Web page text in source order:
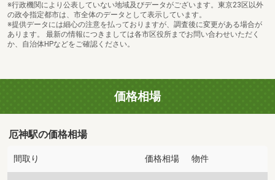
※行政機関により公表していない地域及びデータがございます。東京23区以外
の政令指定都市は、市全体のデータとして表示しています。
※提供データには細心の注意を払っておりますが、調査後に変更がある場合が
あります。 最新の情報につきましては各市区役所までお問い合わせいただく
か、自治体HPなどをご確認ください。
価格相場
厄神駅の価格相場
間取り 価格相場 物件